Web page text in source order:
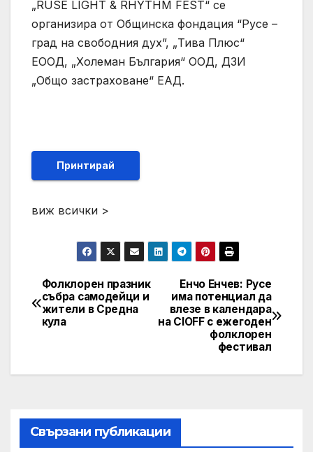
„RUSE LIGHT & RHYTHM FEST“ се
организира от Общинска фондация “Русе –
град на свободния дух”, „Тива Плюс“
ЕООД, „Холеман България“ ООД, ДЗИ
„Общо застраховане“ ЕАД.
Принтирай
виж всички >
Post
navigation
Енчо Енчев: Русе
има потенциал да
влезе в календара
на CIOFF с ежегоден
фолклорен
фестивал
Фолклорен празник
събра самодейци и
жители в Средна
кула
Свързани публикации